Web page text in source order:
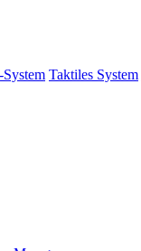
Taktiles System